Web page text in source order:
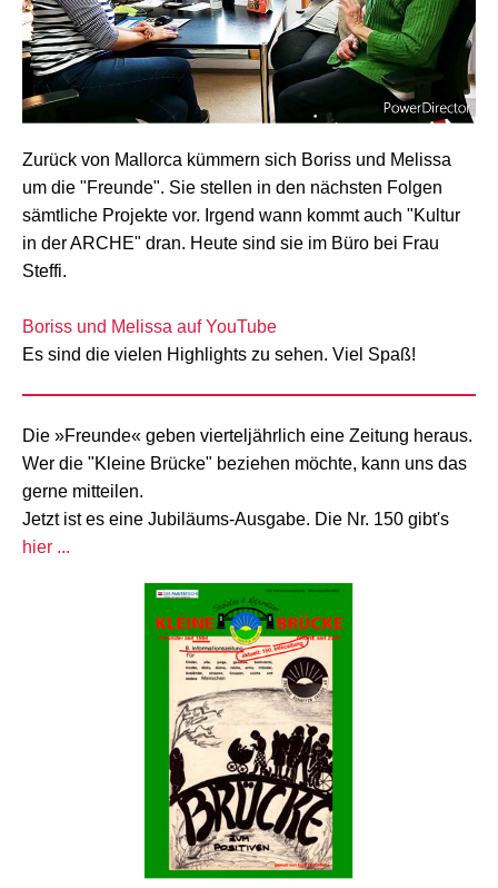
Zurück von Mallorca kümmern sich Boriss und Melissa
um die "Freunde". Sie stellen in den nächsten Folgen
sämtliche Projekte vor. Irgend wann kommt auch "Kultur
in der ARCHE" dran. Heute sind sie im Büro bei Frau
Steffi.
Boriss und Melissa auf YouTube
Es sind die vielen Highlights zu sehen. Viel Spaß!
Die »Freunde« geben vierteljährlich eine Zeitung heraus.
Wer die "Kleine Brücke" beziehen möchte, kann uns das
gerne mitteilen.
Jetzt ist es eine Jubiläums-Ausgabe. Die Nr. 150 gibt's
hier ...